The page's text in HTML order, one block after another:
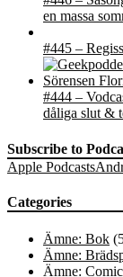
en massa
#445 –
#444 –
dåliga slut &
Subscribe to
Apple Podcasts
Categories
Ämne: Bok
Ämne:
Ämne: Comic